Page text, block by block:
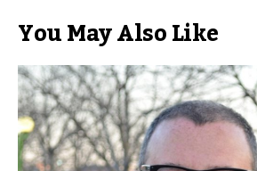
You May Also Like